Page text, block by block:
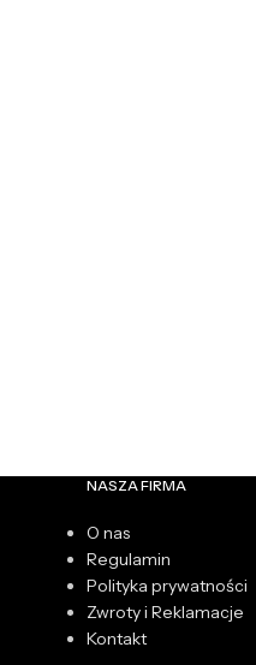
NASZA FIRMA
O nas
Regulamin
Polityka prywatności
Zwroty i Reklamacje
Kontakt